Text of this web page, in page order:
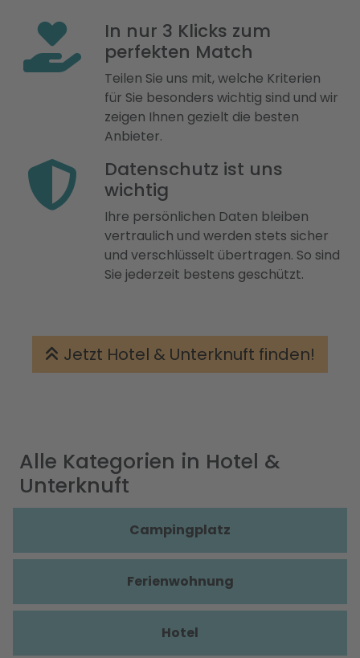
In nur 3 Klicks zum
perfekten Match
Teilen Sie uns mit, welche Kriterien
für Sie besonders wichtig sind und wir
zeigen Ihnen gezielt die besten
Anbieter.
Datenschutz ist uns
wichtig
Ihre persönlichen Daten bleiben
vertraulich und werden stets sicher
und verschlüsselt übertragen. So sind
Sie jederzeit bestens geschützt.
Jetzt Hotel & Unterknuft finden!
Alle Kategorien in Hotel &
Unterknuft
Campingplatz
Ferienwohnung
Hotel